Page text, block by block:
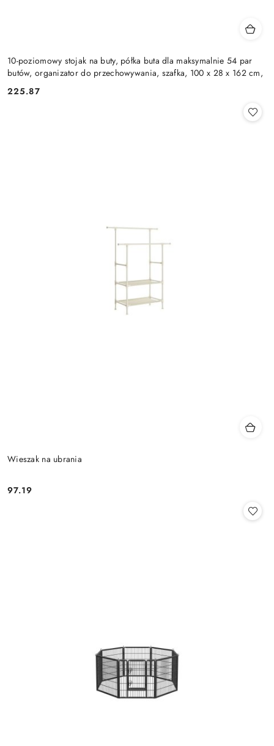
10-poziomowy stojak na buty, półka buta dla maksymalnie 54 par
butów, organizator do przechowywania, szafka, 100 x 28 x 162 cm,
Cena:
225.87
Wieszak na ubrania
Cena:
97.19